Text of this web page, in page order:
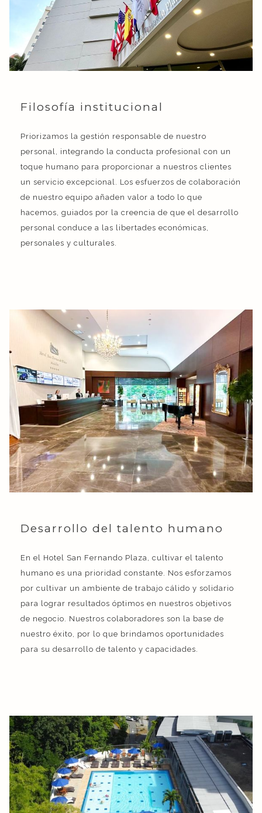
Filosofía institucional
Priorizamos la gestión responsable de nuestro
personal, integrando la conducta profesional con un
toque humano para proporcionar a nuestros clientes
un servicio excepcional. Los esfuerzos de colaboración
de nuestro equipo añaden valor a todo lo que
hacemos, guiados por la creencia de que el desarrollo
personal conduce a las libertades económicas,
personales y culturales.
Desarrollo del talento humano
En el Hotel San Fernando Plaza, cultivar el talento
humano es una prioridad constante. Nos esforzamos
por cultivar un ambiente de trabajo cálido y solidario
para lograr resultados óptimos en nuestros objetivos
de negocio. Nuestros colaboradores son la base de
nuestro éxito, por lo que brindamos oportunidades
para su desarrollo de talento y capacidades.